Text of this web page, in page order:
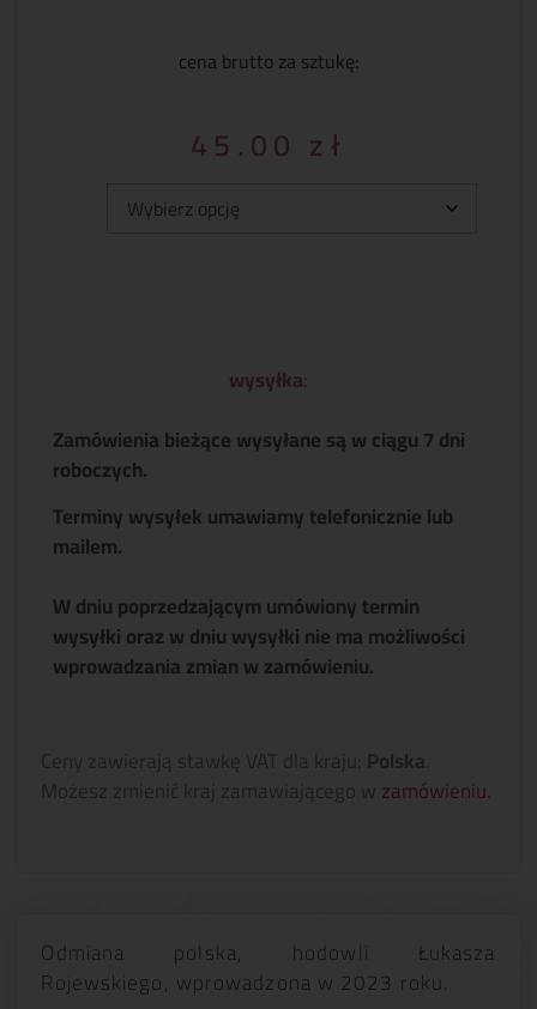
cena brutto za sztukę:
45.00 zł
wysyłka:
Zamówienia bieżące wysyłane są w ciągu 7 dni
roboczych.
Terminy wysyłek umawiamy telefonicznie lub
mailem.
W dniu poprzedzającym umówiony termin
wysyłki oraz w dniu wysyłki nie ma możliwości
wprowadzania zmian w zamówieniu.
Ceny zawierają stawkę VAT dla kraju: Polska
Możesz zmienić kraj zamawiającego wzamówieniu
Odmiana polska, hodowli Łukasza
Rojewskiego, wprowadzona w 2023 roku.